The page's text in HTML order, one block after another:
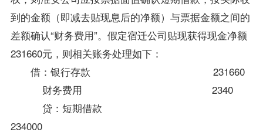
到的金额（即减去贴现息后的净额）与票据金额之间的
差额确认“财务费用”。假定宿迁公司贴现获得现金净额
231660元，则相关账务处理如下：
借：银行存款 231660
财务费用 2340
贷：短期借款
234000